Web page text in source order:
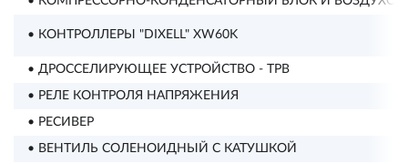
• КОНТРОЛЛЕРЫ "DIXELL" XW60K
• ДРОССЕЛИРУЮЩЕЕ УСТРОЙСТВО - ТРВ
• РЕЛЕ КОНТРОЛЯ НАПРЯЖЕНИЯ
• РЕСИВЕР
• ВЕНТИЛЬ СОЛЕНОИДНЫЙ С КАТУШКОЙ